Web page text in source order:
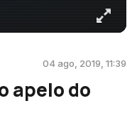
04 ago, 2019, 11:39
apelo do